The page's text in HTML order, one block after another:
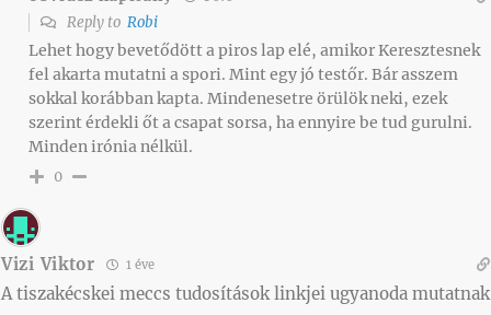
Reply to Robi
Lehet hogy bevetődött a piros lap elé, amikor Keresztesnek
fel akarta mutatni a spori. Mint egy jó testőr. Bár asszem
sokkal korábban kapta. Mindenesetre örülök neki, ezek
szerint érdekli őt a csapat sorsa, ha ennyire be tud gurulni.
Minden irónia nélkül.
0
Vizi Viktor 1 éve
A tiszakécskei meccs tudosítások linkjei ugyanoda mutatnak